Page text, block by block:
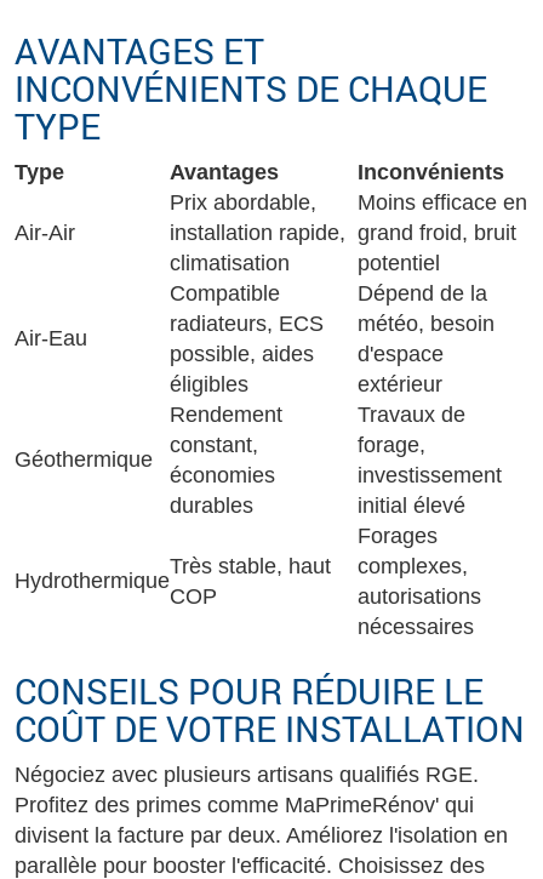
AVANTAGES ET
INCONVÉNIENTS DE CHAQUE
TYPE
Type Avantages Inconvénients
Air-Air
Prix abordable,
installation rapide,
climatisation
Moins efficace en
grand froid, bruit
potentiel
Air-Eau
Compatible
radiateurs, ECS
possible, aides
éligibles
Dépend de la
météo, besoin
d'espace
extérieur
Géothermique
Rendement
constant,
économies
durables
Travaux de
forage,
investissement
initial élevé
Hydrothermique
Très stable, haut
COP
Forages
complexes,
autorisations
nécessaires
CONSEILS POUR RÉDUIRE LE
COÛT DE VOTRE INSTALLATION
Négociez avec plusieurs artisans qualifiés RGE.
Profitez des primes comme MaPrimeRénov' qui
divisent la facture par deux. Améliorez l'isolation en
parallèle pour booster l'efficacité. Choisissez des